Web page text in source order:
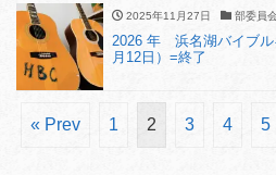
2025年11月27日 部委員
2026 年 浜名湖バイブル
月12日）=終了
« Prev 1 2 3 4 5